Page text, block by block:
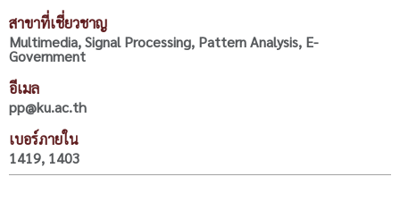
สาขาที่เชี่ยวชาญ
Multimedia, Signal Processing, Pattern Analysis, E-
Government
อีเมล
pp@ku.ac.th
เบอร์ภายใน
1419, 1403